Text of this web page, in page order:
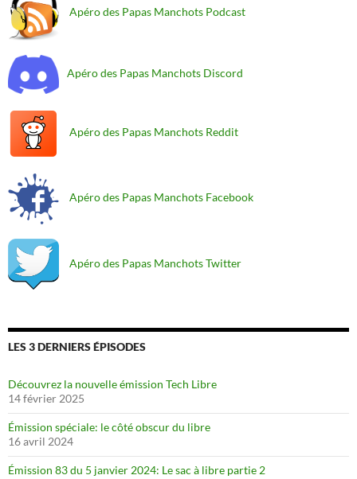
Apéro des Papas Manchots Podcast
Apéro des Papas Manchots Discord
Apéro des Papas Manchots Reddit
Apéro des Papas Manchots Facebook
Apéro des Papas Manchots Twitter
LES 3 DERNIERS ÉPISODES
Découvrez la nouvelle émission Tech Libre
14 février 2025
Émission spéciale: le côté obscur du libre
16 avril 2024
Émission 83 du 5 janvier 2024: Le sac à libre partie 2